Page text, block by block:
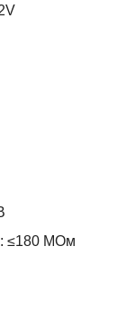
≤180 МОм